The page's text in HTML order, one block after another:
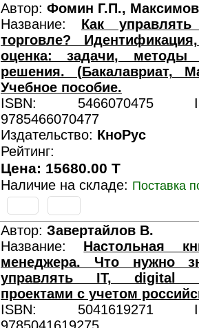
Автор: Фомин Г.П.,
Название: Как
торговле?
оценка: задачи,
решения. (Бакалавриат,
Учебное пособие.
ISBN: 5466070475
9785466070477
Издательство: КноРус
Рейтинг:
Цена: 15680.00 T
Наличие на складе: Поставка
Автор: Завертайлов В.
Название: Настольная
менеджера. Что нужно
управлять IT, digital
проектами с учетом
ISBN: 5041619271